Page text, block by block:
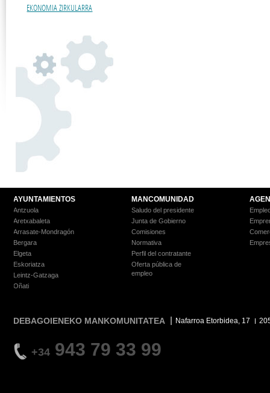
EKONOMIA ZIRKULARRA
AYUNTAMIENTOS
Antzuola
Aretxabaleta
Arrasate-Mondragón
Bergara
Elgeta
Eskoriatza
Leintz-Gatzaga
Oñati
MANCOMUNIDAD
Saludo del presidente
Junta de Gobierno
Comisiones
Normativa
Perfil del contratante
Oferta pública de
empleo
DEBAGOIENEKO MANKOMUNITATEA Nafarroa Etorbidea, 17
+34 943 79 33 99